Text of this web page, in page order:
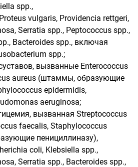
spp.,
vulgaris, Providencia rettgeri,
Serratia spp., Peptococcus spp.,
Bacteroides spp., включая
spp.;
вызванные Enterococcus
aureus (штаммы, образующие
epidermidis,
aeruginosa;
вызванная Streptococcus
faecalis, Staphylococcus
пенициллиназу),
coli, Klebsiella spp.,
Serratia spp., Bacteroides spp.,